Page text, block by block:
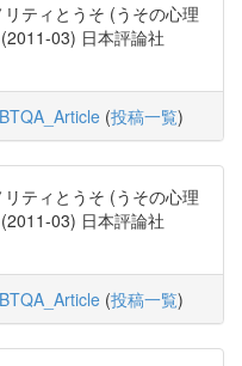
リティとうそ (うその心理
03) 日本評論社
(投稿一覧)
リティとうそ (うその心理
03) 日本評論社
(投稿一覧)